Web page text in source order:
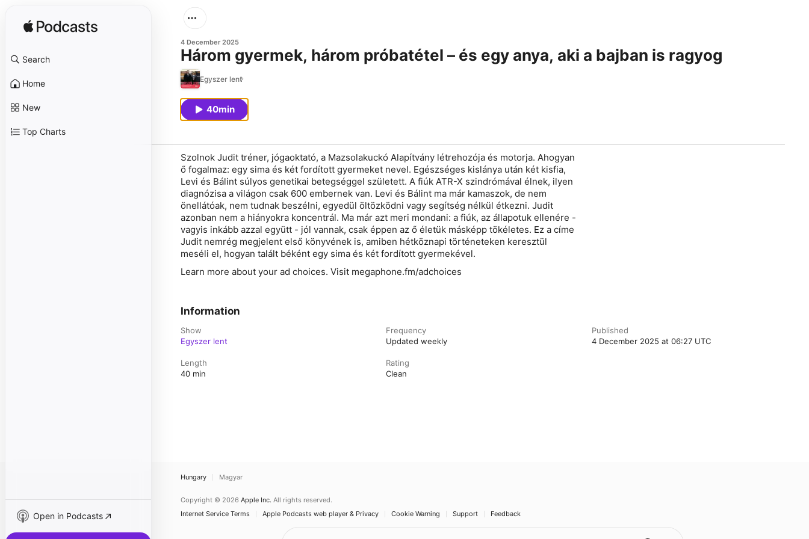
Search
Home
New
Top Charts
Open in Podcasts
4 December 2025
Három gyermek, három próbatétel – és egy anya, aki a bajban is ragyog
Egyszer lent
40min
Szolnok Judit tréner, jógaoktató, a Mazsolakuckó Alapítvány létrehozója és motorja. Ahogyan
ő fogalmaz: egy sima és két fordított gyermeket nevel. Egészséges kislánya után két kisfia,
Levi és Bálint súlyos genetikai betegséggel született. A fiúk ATR-X szindrómával élnek, ilyen
diagnózisa a világon csak 600 embernek van. Levi és Bálint ma már kamaszok, de nem
önellátóak, nem tudnak beszélni, egyedül öltözködni vagy segítség nélkül étkezni. Judit
azonban nem a hiányokra koncentrál. Ma már azt meri mondani: a fiúk, az állapotuk ellenére -
vagyis inkább azzal együtt - jól vannak, csak éppen az ő életük másképp tökéletes. Ez a címe
Judit nemrég megjelent első könyvének is, amiben hétköznapi történeteken keresztül
meséli el, hogyan talált béként egy sima és két fordított gyermekével.
Learn more about your ad choices. Visit megaphone.fm/adchoices
Information
Show
Egyszer lent
Frequency
Updated weekly
Published
4 December 2025 at 06:27 UTC
Length
40 min
Rating
Clean
Hungary Magyar
Copyright © 2026 Apple Inc. All rights reserved.
Internet Service Terms
Apple Podcasts web player & Privacy Cookie Warning Support Feedback